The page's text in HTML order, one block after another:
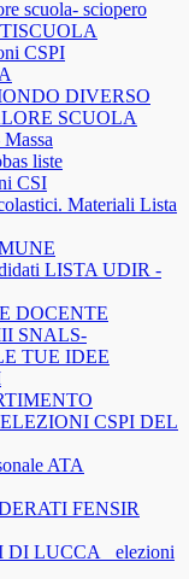
scuola- sciopero
CSPI
DIVERSO
SCUOLA
liste
CSI
Materiali Lista
LISTA UDIR -
DOCENTE
SNALS-
TUE IDEE
CSPI DEL
ATA
FENSIR
LUCCA_ elezioni